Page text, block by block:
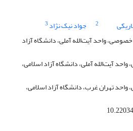
2 جواد نیک نژاد 3
واحد آیت‌الله آملی، دانشگاه آزاد
آیت‌الله آملی، دانشگاه آزاد اسلامی،
تهران غرب، دانشگاه آزاد اسلامی،